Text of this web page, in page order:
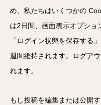
め、私たちはいくつかの
は2日間、画面表示オプショ
「ログイン状態を保存する
週間維持されます。ログア
れます。
もし投稿を編集または公開